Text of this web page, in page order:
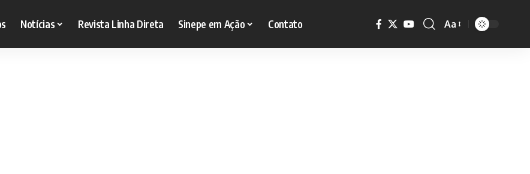
Notícias Revista Linha Direta Sinepe em Ação Contato Aa